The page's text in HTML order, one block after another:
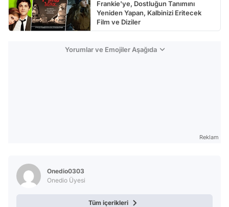
Frankie'ye, Dostluğun Tanımını
Yeniden Yapan, Kalbinizi Eritecek
Film ve Diziler
Yorumlar ve Emojiler Aşağıda
Reklam
Onedio0303
Onedio Üyesi
Tüm içerikleri